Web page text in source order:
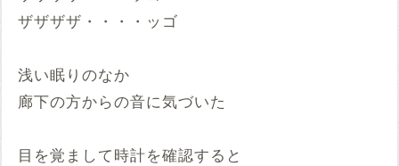
ザザザザ・・・・ッゴ
浅い眠りのなか
廊下の方からの音に気づいた
目を覚まして時計を確認すると